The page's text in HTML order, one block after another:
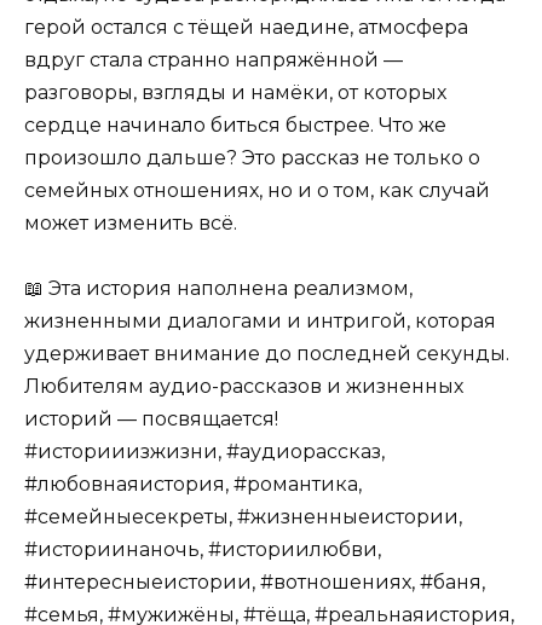
герой остался с тёщей наедине, атмосфера
вдруг стала странно напряжённой —
разговоры, взгляды и намёки, от которых
сердце начинало биться быстрее. Что же
произошло дальше? Это рассказ не только о
семейных отношениях, но и о том, как случай
может изменить всё.
📖 Эта история наполнена реализмом,
жизненными диалогами и интригой, которая
удерживает внимание до последней секунды.
Любителям аудио-рассказов и жизненных
историй — посвящается!
#историиизжизни, #аудиорассказ,
#любовнаяистория, #романтика,
#семейныесекреты, #жизненныеистории,
#историинаночь, #историилюбви,
#интересныеистории, #вотношениях, #баня,
#семья, #мужижёны, #тёща, #реальнаяистория,